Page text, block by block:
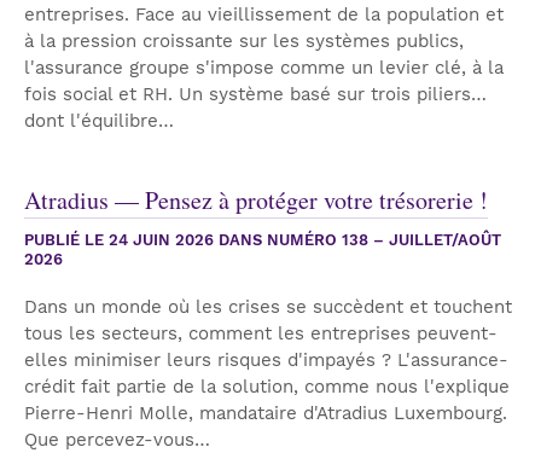
entreprises. Face au vieillissement de la population et
à la pression croissante sur les systèmes publics,
l'assurance groupe s'impose comme un levier clé, à la
fois social et RH. Un système basé sur trois piliers…
dont l'équilibre…
Atradius — Pensez à protéger votre trésorerie !
PUBLIÉ LE 24 JUIN 2026 DANS NUMÉRO 138 – JUILLET/AOÛT
2026
Dans un monde où les crises se succèdent et touchent
tous les secteurs, comment les entreprises peuvent-
elles minimiser leurs risques d'impayés ? L'assurance-
crédit fait partie de la solution, comme nous l'explique
Pierre-Henri Molle, mandataire d'Atradius Luxembourg.
Que percevez-vous…